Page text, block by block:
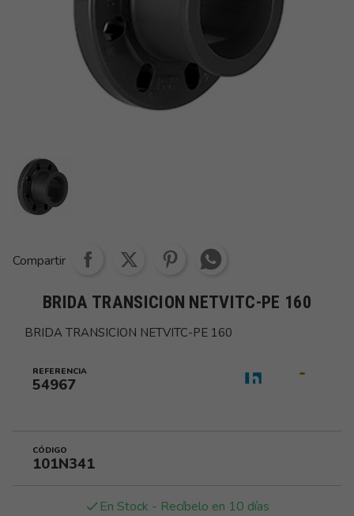
Compartir
BRIDA TRANSICION NETVITC-PE 160
BRIDA TRANSICION NETVITC-PE 160
REFERENCIA
54967
CÓDIGO
101N341
done En Stock - Recíbelo en 10 días